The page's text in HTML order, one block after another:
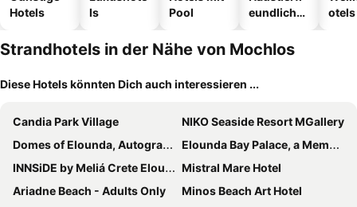
Hotels
ls
Pool
eundliche
otels
Strandhotels in der Nähe von Mochlos
Diese Hotels könnten Dich auch interessieren ...
Candia Park Village
NIKO Seaside Resort MGallery
Domes of Elounda, Autograph Collection
Elounda Bay Palace, a Member of the Leading Hotels of the World
INNSiDE by Meliá Crete Elounda
Mistral Mare Hotel
Ariadne Beach - Adults Only
Minos Beach Art Hotel